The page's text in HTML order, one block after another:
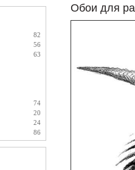
82
56
63
74
20
24
86
Обои для